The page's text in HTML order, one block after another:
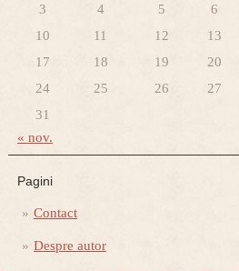
3
4 5 6
10
11 12 13
17
18 19 20
24
25 26 27
31
« nov.
Pagini
Contact
Despre autor